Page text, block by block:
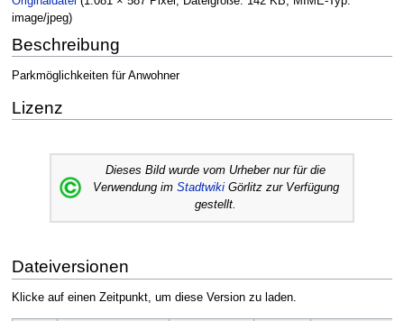
image/jpeg)
Beschreibung
Parkmöglichkeiten für Anwohner
Lizenz
Dieses Bild wurde vom Urheber nur für die
Verwendung im StadtwikiGörlitz zur Verfügung
gestellt.
Dateiversionen
Klicke auf einen Zeitpunkt, um diese Version zu laden.